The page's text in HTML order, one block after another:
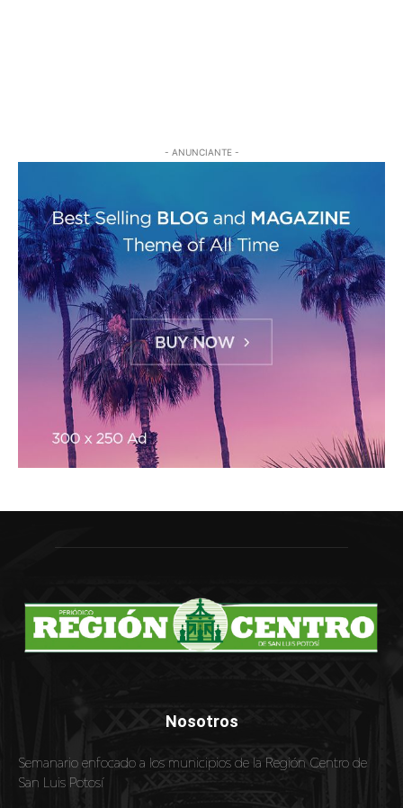
- ANUNCIANTE -
Nosotros
Semanario enfocado a los municipios de la Región Centro de
San Luis Potosí